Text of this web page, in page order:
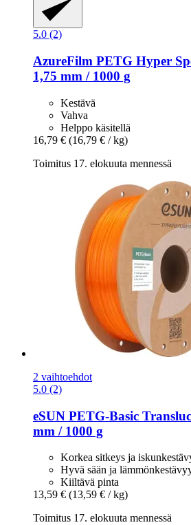
5.0 (2)
AzureFilm PETG Hyper
1,75 mm / 1000 g
Kestävä
Vahva
Helppo käsitellä
16,79 € (16,79 € / kg)
Toimitus 17. elokuuta mennessä
2 vaihtoehdot
5.0 (2)
eSUN PETG-​Basic
mm / 1000 g
Korkea sitkeys ja
Hyvä sään ja
Kiiltävä pinta
13,59 € (13,59 € / kg)
Toimitus 17. elokuuta mennessä